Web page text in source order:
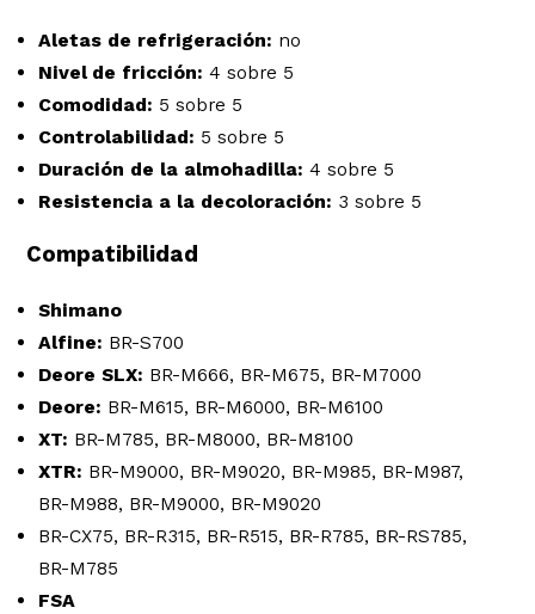
Aletas de refrigeración: no
Nivel de fricción: 4 sobre 5
Comodidad: 5 sobre 5
Controlabilidad: 5 sobre 5
Duración de la almohadilla: 4 sobre 5
Resistencia a la decoloración: 3 sobre 5
Compatibilidad
Shimano
Alfine: BR-S700
Deore SLX: BR-M666, BR-M675, BR-M7000
Deore: BR-M615, BR-M6000, BR-M6100
XT: BR-M785, BR-M8000, BR-M8100
XTR: BR-M9000, BR-M9020, BR-M985, BR-M987,
BR-M988, BR-M9000, BR-M9020
BR-CX75, BR-R315, BR-R515, BR-R785, BR-RS785,
BR-M785
FSA